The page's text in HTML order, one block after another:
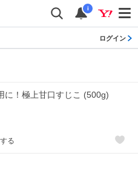
i
ログイン
に！極上甘口すじこ (500g)
る